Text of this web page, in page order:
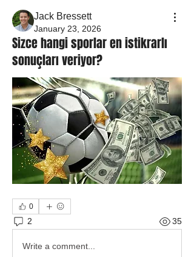
Jack Bressett
January 23, 2026
Sizce hangi sporlar en istikrarlı
sonuçları veriyor?
0
2 35
Write a comment...